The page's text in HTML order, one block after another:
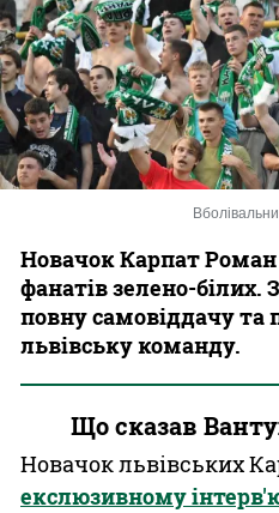
Новачок Карпат
фанатів зелено-білих.
повну самовіддачу та
львівську команду.
Що сказав
Новачок львівських
екслюзивному